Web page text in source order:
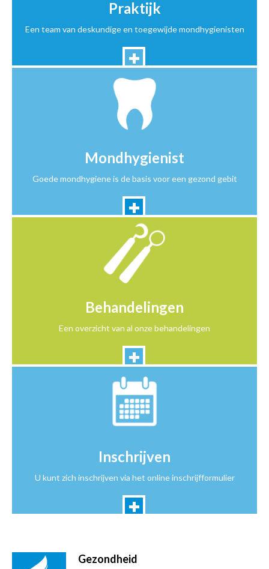
Praktijk
Een team van deskundige en toegewijde mondhygienisten
Mondhygienist
Goede mondhygiene is de basis voor een gezond gebit
Behandelingen
Een overzicht van al onze behandelingen
Inschrijven
U kunt zich inschrijven via het online inschrijfformulier
Gezondheid